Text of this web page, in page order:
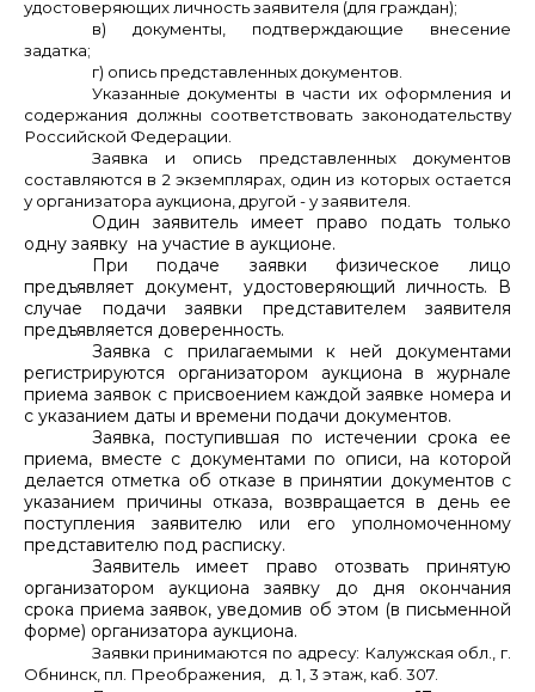
удостоверяющих личность заявителя (для граждан);
в) документы, подтверждающие внесение
задатка;
г) опись представленных документов.
Указанные документы в части их оформления и
содержания должны соответствовать законодательству
Российской Федерации.
Заявка и опись представленных документов
составляются в 2 экземплярах, один из которых остается
у организатора аукциона, другой - у заявителя.
Один заявитель имеет право подать только
одну заявку на участие в аукционе.
При подаче заявки физическое лицо
предъявляет документ, удостоверяющий личность. В
случае подачи заявки представителем заявителя
предъявляется доверенность.
Заявка с прилагаемыми к ней документами
регистрируются организатором аукциона в журнале
приема заявок с присвоением каждой заявке номера и
с указанием даты и времени подачи документов.
Заявка, поступившая по истечении срока ее
приема, вместе с документами по описи, на которой
делается отметка об отказе в принятии документов с
указанием причины отказа, возвращается в день ее
поступления заявителю или его уполномоченному
представителю под расписку.
Заявитель имеет право отозвать принятую
организатором аукциона заявку до дня окончания
срока приема заявок, уведомив об этом (в письменной
форме) организатора аукциона.
Заявки принимаются по адресу: Калужская обл., г.
Обнинск, пл. Преображения, д. 1, 3 этаж, каб. 307.